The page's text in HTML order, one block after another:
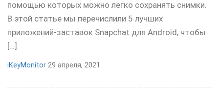
помощью которых можно легко сохранять снимки.
В этой статье мы перечислили 5 лучших
приложений-заставок Snapchat для Android, чтобы
[…]
iKeyMonitor 29 апреля, 2021